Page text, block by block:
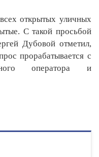
открытых уличных
С такой просьбой
Дубовой отметил,
прорабатывается с
оператора и